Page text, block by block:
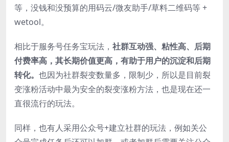
等，没钱和没预算的用码云/微友助手/草料二维码等 +
wetool。
相比于服务号任务宝玩法， 社群互动强、粘性高、后期
付费率高，其长期价值更高，有助于用户的沉淀和后期
转化。 也因为社群裂变数量多，限制少，所以是目前裂
变涨粉活动中最为安全的裂变涨粉方法，也是现在还一
直很流行的玩法。
同样，也有人采用公众号+建立社群的玩法，例如关公